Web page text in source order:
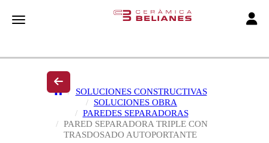
Toggle navigation
SOLUCIONES CONSTRUCTIVAS
SOLUCIONES OBRA
PAREDES SEPARADORAS
PARED SEPARADORA TRIPLE CON
TRASDOSADO AUTOPORTANTE